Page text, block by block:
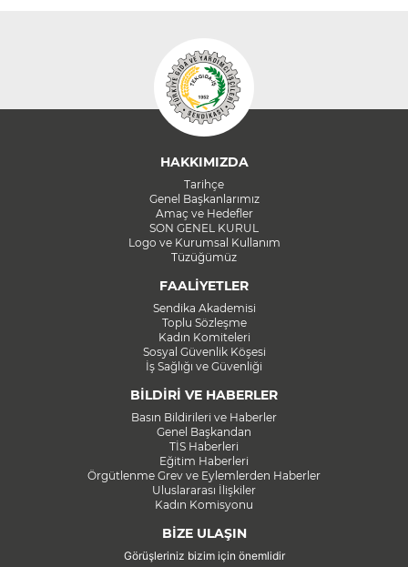
HAKKIMIZDA
Tarihçe
Genel Başkanlarımız
Amaç ve Hedefler
SON GENEL KURUL
Logo ve Kurumsal Kullanım
Tüzüğümüz
FAALİYETLER
Sendika Akademisi
Toplu Sözleşme
Kadın Komiteleri
Sosyal Güvenlik Köşesi
İş Sağlığı ve Güvenliği
BİLDİRİ VE HABERLER
Basın Bildirileri ve Haberler
Genel Başkandan
TİS Haberleri
Eğitim Haberleri
Örgütlenme Grev ve Eylemlerden Haberler
Uluslararası İlişkiler
Kadın Komisyonu
BİZE ULAŞIN
Görüşleriniz bizim için önemlidir